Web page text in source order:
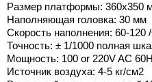
Размер платформы: 360x350
Наполняющая головка: 30 мм
Скорость наполнения: 60-120
Точность: ± 1/1000 полная
Мощность: 100 or 220V AC
Источник воздуха: 4-5 кг/см2